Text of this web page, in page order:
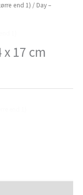
end 1) / Day –
17 cm